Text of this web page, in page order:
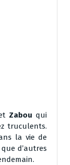
Zabou qui
truculents.
la vie de
d’autres